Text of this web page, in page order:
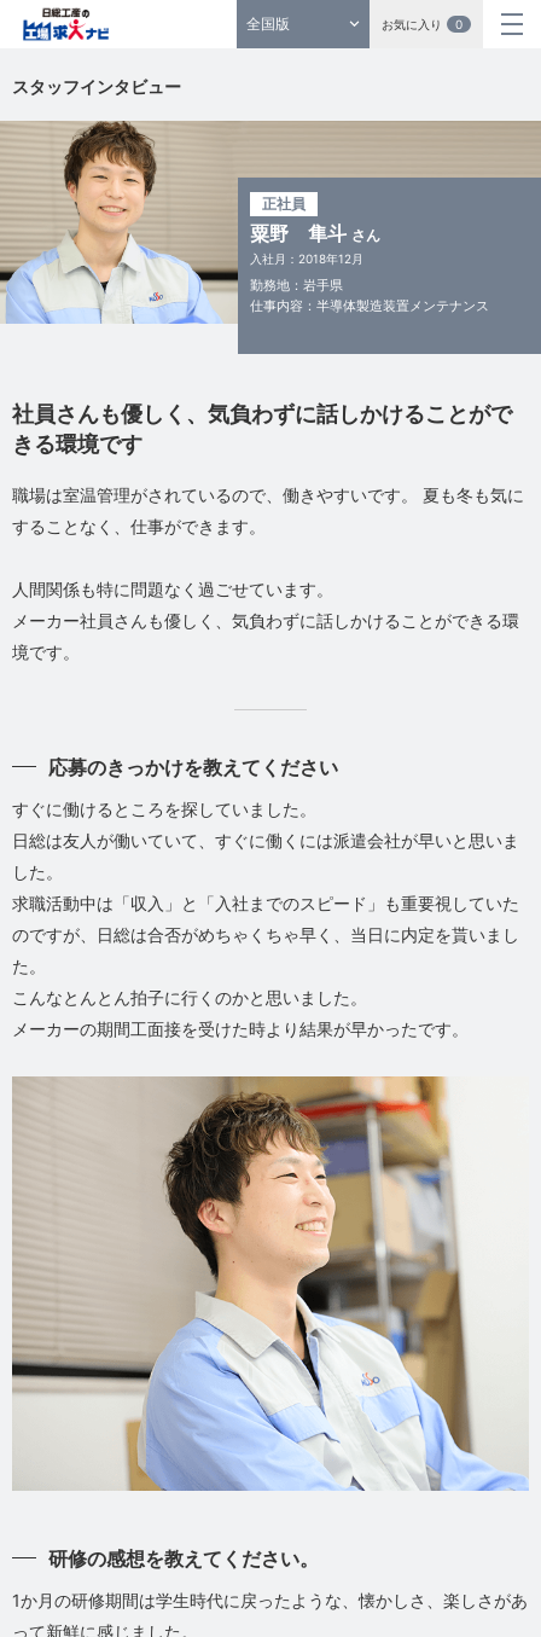
全国版 お気に入り 0
スタッフインタビュー
正社員
粟野 隼斗 さん
入社月：2018年12月
勤務地：岩手県
仕事内容：半導体製造装置メンテナンス
社員さんも優しく、気負わずに話しかけることがで
きる環境です
職場は室温管理がされているので、働きやすいです。 夏も冬も気に
することなく、仕事ができます。
人間関係も特に問題なく過ごせています。
メーカー社員さんも優しく、気負わずに話しかけることができる環
境です。
応募のきっかけを教えてください
すぐに働けるところを探していました。
日総は友人が働いていて、すぐに働くには派遣会社が早いと思いま
した。
求職活動中は「収入」と「入社までのスピード」も重要視していた
のですが、日総は合否がめちゃくちゃ早く、当日に内定を貰いまし
た。
こんなとんとん拍子に行くのかと思いました。
メーカーの期間工面接を受けた時より結果が早かったです。
研修の感想を教えてください。
1か月の研修期間は学生時代に戻ったような、懐かしさ、楽しさがあ
って新鮮に感じました。